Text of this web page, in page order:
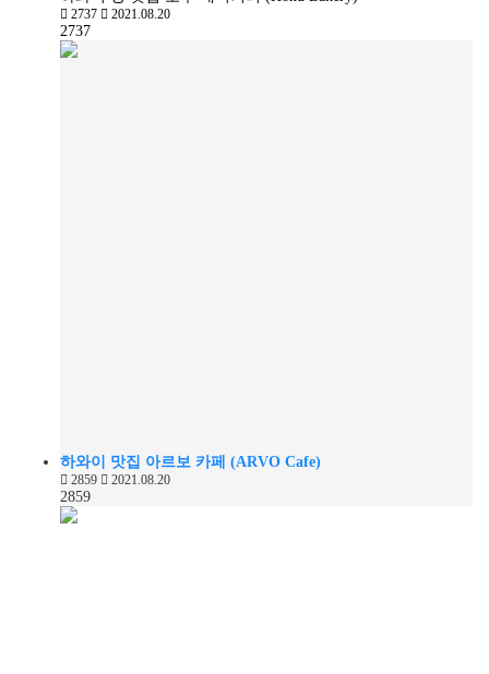
2737 2021.08.20
2737
하와이 맛집 아르보 카페 (ARVO Cafe)
2859 2021.08.20
2859